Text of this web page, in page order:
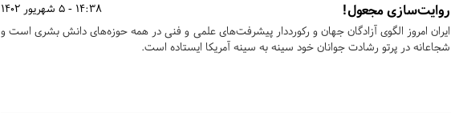
14:38 - 5 شهریور 1402 روایت‌سازی مجعول!
ایران امروز الگوی آزادگان جهان و رکورددار پیشرفت‌های علمی و فنی در همه حوزه‌های دانش بشری است و
شجاعانه در پرتو رشادت جوانان خود سینه به سینه آمریکا ایستاده است.